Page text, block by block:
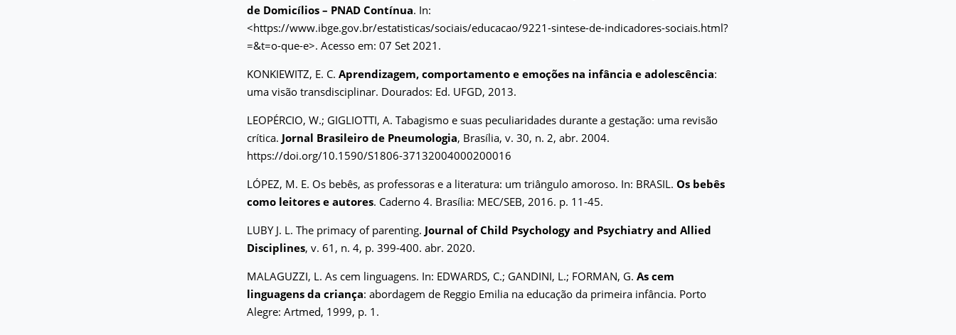
de Domicílios – PNAD Contínua. In:
<https://www.ibge.gov.br/estatisticas/sociais/educacao/9221-sintese-de-indicadores-sociais.html?
=&t=o-que-e>. Acesso em: 07 Set 2021.
KONKIEWITZ, E. C. Aprendizagem, comportamento e emoções na infância e adolescência:
uma visão transdisciplinar. Dourados: Ed. UFGD, 2013.
LEOPÉRCIO, W.; GIGLIOTTI, A. Tabagismo e suas peculiaridades durante a gestação: uma revisão
crítica. Jornal Brasileiro de Pneumologia, Brasília, v. 30, n. 2, abr. 2004.
https://doi.org/10.1590/S1806-37132004000200016
LÓPEZ, M. E. Os bebês, as professoras e a literatura: um triângulo amoroso. In: BRASIL. Os bebês
como leitores e autores. Caderno 4. Brasília: MEC/SEB, 2016. p. 11-45.
LUBY J. L. The primacy of parenting. Journal of Child Psychology and Psychiatry and Allied
Disciplines, v. 61, n. 4, p. 399-400. abr. 2020.
MALAGUZZI, L. As cem linguagens. In: EDWARDS, C.; GANDINI, L.; FORMAN, G. As cem
linguagens da criança: abordagem de Reggio Emilia na educação da primeira infância. Porto
Alegre: Artmed, 1999, p. 1.